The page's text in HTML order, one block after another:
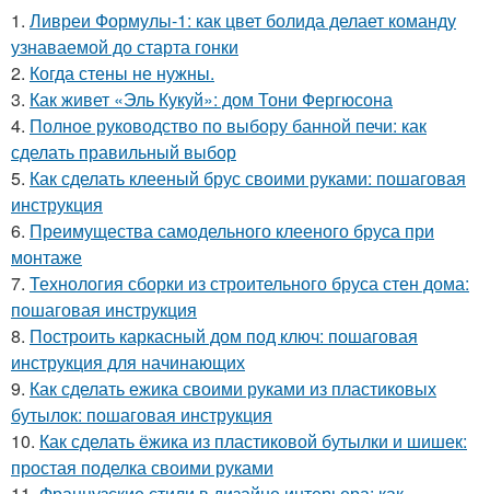
1. Ливреи Формулы-1: как цвет болида делает команду
узнаваемой до старта гонки
2. Когда стены не нужны.
3. Как живет «Эль Кукуй»: дом Тони Фергюсона
4. Полное руководство по выбору банной печи: как
сделать правильный выбор
5. Как сделать клееный брус своими руками: пошаговая
инструкция
6. Преимущества самодельного клееного бруса при
монтаже
7. Технология сборки из строительного бруса стен дома:
пошаговая инструкция
8. Построить каркасный дом под ключ: пошаговая
инструкция для начинающих
9. Как сделать ежика своими руками из пластиковых
бутылок: пошаговая инструкция
10. Как сделать ёжика из пластиковой бутылки и шишек:
простая поделка своими руками